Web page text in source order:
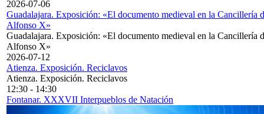
2026-07-06
Guadalajara. Exposición: «El documento medieval en la Cancillería
Alfonso X»
Guadalajara. Exposición: «El documento medieval en la Cancillería
Alfonso X»
2026-07-12
Atienza. Exposición. Reciclavos
Atienza. Exposición. Reciclavos
12:30 - 14:30
Fontanar. XXXVII Interpueblos de Natación